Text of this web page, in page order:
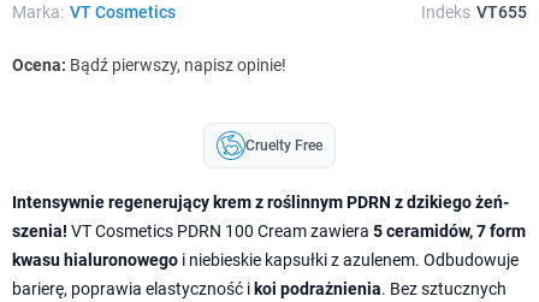
Marka: VT Cosmetics Indeks VT655
Ocena: Bądź pierwszy, napisz opinie!
Cruelty Free
Intensywnie regenerujący krem z roślinnym PDRN z dzikiego żeń-
szenia! VT Cosmetics PDRN 100 Cream zawiera 5 ceramidów, 7 form
kwasu hialuronowego i niebieskie kapsułki z azulenem. Odbudowuje
barierę, poprawia elastyczność i koi podrażnienia. Bez sztucznych